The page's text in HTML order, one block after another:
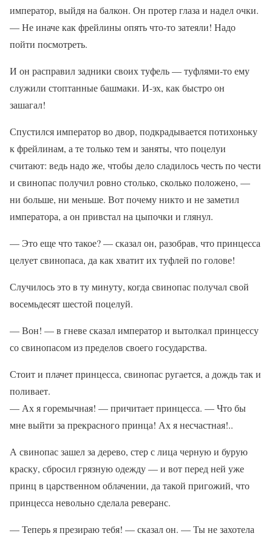
император, выйдя на балкон. Он протер глаза и надел очки.
— Не иначе как фрейлины опять что-то затеяли! Надо
пойти посмотреть.
И он расправил задники своих туфель — туфлями-то ему
служили стоптанные башмаки. И-эх, как быстро он
зашагал!
Спустился император во двор, подкрадывается потихоньку
к фрейлинам, а те только тем и заняты, что поцелуи
считают: ведь надо же, чтобы дело сладилось честь по чести
и свинопас получил ровно столько, сколько положено, —
ни больше, ни меньше. Вот почему никто и не заметил
императора, а он привстал на цыпочки и глянул.
— Это еще что такое? — сказал он, разобрав, что принцесса
целует свинопаса, да как хватит их туфлей по голове!
Случилось это в ту минуту, когда свинопас получал свой
восемьдесят шестой поцелуй.
— Вон! — в гневе сказал император и вытолкал принцессу
со свинопасом из пределов своего государства.
Стоит и плачет принцесса, свинопас ругается, а дождь так и
поливает.
— Ах я горемычная! — причитает принцесса. — Что бы
мне выйти за прекрасного принца! Ах я несчастная!..
А свинопас зашел за дерево, стер с лица черную и бурую
краску, сбросил грязную одежду — и вот перед ней уже
принц в царственном облачении, да такой пригожий, что
принцесса невольно сделала реверанс.
— Теперь я презираю тебя! — сказал он. — Ты не захотела